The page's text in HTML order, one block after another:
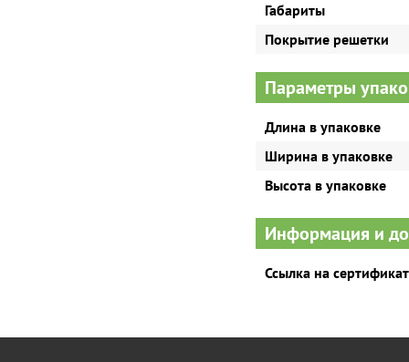
Габариты
Покрытие решетки
Параметры
Длина в упаковке
Ширина в упаковке
Высота в упаковке
Информация и
Ссылка на сертификат